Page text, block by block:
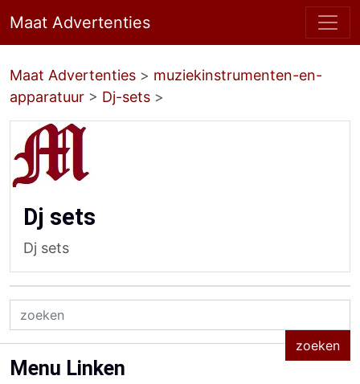
Maat Advertenties
Maat Advertenties > muziekinstrumenten-en-
apparatuur > Dj-sets >
Dj sets
Dj sets
Menu Linken